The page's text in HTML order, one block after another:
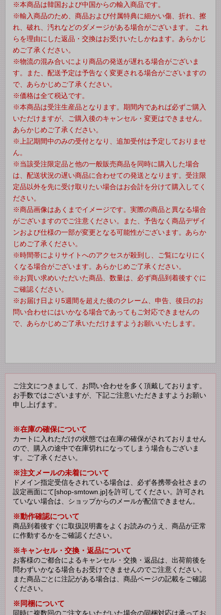
※本商品は韓国および中国からの輸入商品です。
※輸入商品のため、商品および付属特典に細かい傷、折れ、擦
れ、破れ、汚れなどのダメージがある場合がございます。 これ
らを理由にした返品・交換はお受けいたしかねます。あらかじ
めご了承ください。
※物流の混み合いにより商品の発送が遅れる場合がございま
す。また、配送予定は予告なく変更される場合がございますの
で、あらかじめご了承ください。
※価格は全て税込です。
※本商品は受注生産品となります。期間内であれば必ずご購入
いただけますが、ご購入後のキャンセル・変更はできません。
あらかじめご了承ください。
※上記期間中のみの受付となり、追加受付は予定しておりませ
ん。
※当該受注限定品と他の一般販売商品を同時に購入した場合
は、配送状況の遅い商品に合わせての発送となります。受注限
定品以外を先に受け取りたい場合はお会計を分けて購入してく
ださい。
※商品画像はあくまでイメージです。実際の商品と異なる場合
がございますのでご注意ください。また、予告なく商品デザイ
ンおよび仕様の一部が変更となる可能性がございます。あらか
じめご了承ください。
※時間帯によりサイトへのアクセスが殺到し、ご覧になりにく
くなる場合がございます。あらかじめご了承ください。
※お買い求めいただいた商品、数量は、必ず商品到着後すぐに
ご確認ください。
※お届け日より5週間を超えた後のクレーム、申告、後日のお
問い合わせにはいかなる場合であってもご対応できませんの
で、あらかじめご了承いただけますようお願いいたします。
ご注文につきまして、お問い合わせを多く頂戴しております。
お手数ではございますが、下記ご注意いただきますようお願い
申し上げます。
※在庫の確保について
カートに入れただけの状態では在庫の確保がされておりません
ので、購入の途中で在庫切れになってしまう場合もございま
す。ご了承ください。
※注文メールの未着について
ドメイン指定受信をされている場合は、必ず各携帯会社さまの
設定画面にて[shop-smtown.jp]を許可してください。許可され
ていない場合は、ショップからのメールが配信できません。
※動作確認について
商品到着後すぐに取扱説明書をよくお読みのうえ、商品が正常
に作動するかをご確認ください。
※キャンセル・交換・返品について
お客様のご都合によるキャンセル・交換・返品は、出荷前後を
問わずいかなる場合もお受けできませんのでご注意ください。
また商品ごとに注記がある場合は、商品ページの記載をご確認
ください。
※同梱について
同時に複数回のご注文をいただいた場合の同梱対応は承ってお